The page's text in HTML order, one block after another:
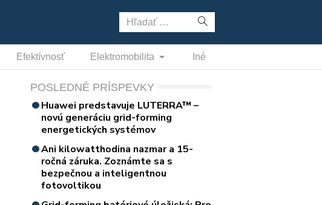
Hľadať:
Efektívnosť Elektromobilita Iné
POSLEDNÉ PRÍSPEVKY
Huawei predstavuje LUTERRA™ –
novú generáciu grid-forming
energetických systémov
Ani kilowatthodina nazmar a 15-
ročná záruka. Zoznámte sa s
bezpečnou a inteligentnou
fotovoltikou